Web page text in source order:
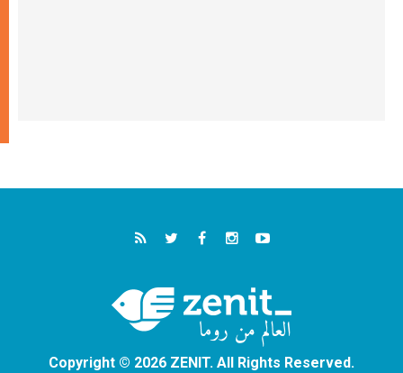
Copyright © 2026 ZENIT. All Rights Reserved.